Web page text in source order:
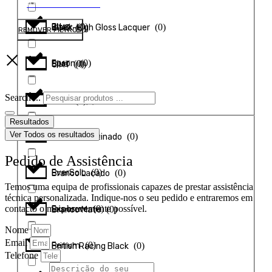
Eltax (0)
Epson (0)
Escape (0)
Esoteric (0 )
EverSolo (0)
Exposure (0)
Ferrum (0)
Black-High Gloss Lacquer (0)
Blue (0)
Branco (0)
Branco Acetinado (0)
Branco Lacado (0)
Branco Mate (0)
British Racing Black (0)
4 MT (0)
5 MT (0)
8 MT (0 )
APLICAR FILTROS
REMOVER FILTROS
Search ...
Resultados
Ver Todos os resultados
Pedido de Assistência
Temos uma equipa de profissionais capazes de prestar assistência
técnica personalizada. Indique-nos o seu pedido e entraremos em
contacto o mais brevemente possível.
Nome
Email
Telefone